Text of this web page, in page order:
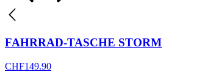
FAHRRAD-TASCHE STORM
CHF149.90